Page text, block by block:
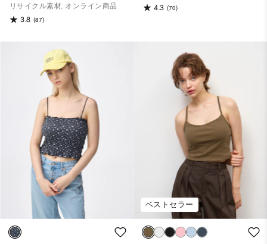
リサイクル素材, オンライン商品
3.8 (87)
4.3 (70)
ベストセラー